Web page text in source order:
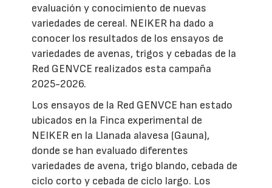
evaluación y conocimiento de nuevas
variedades de cereal. NEIKER ha dado a
conocer los resultados de los ensayos de
variedades de avenas, trigos y cebadas de la
Red GENVCE realizados esta campaña
2025-2026.
Los ensayos de la Red GENVCE han estado
ubicados en la Finca experimental de
NEIKER en la Llanada alavesa (Gauna),
donde se han evaluado diferentes
variedades de avena, trigo blando, cebada de
ciclo corto y cebada de ciclo largo. Los